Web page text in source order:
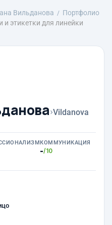
Вильданова
Портфолио
и этикетки для линейки
›Vildanova
КОММУНИКАЦИЯ
-/10